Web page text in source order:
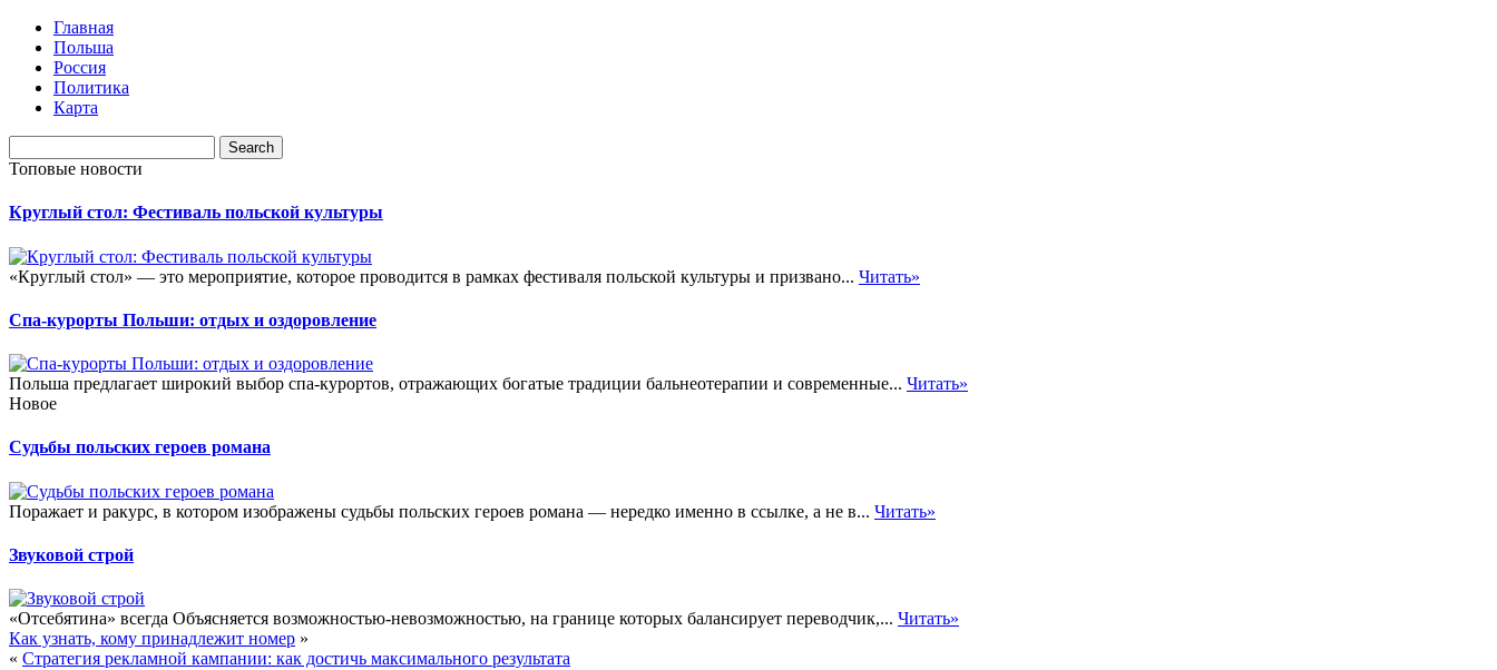
Главная
Польша
Россия
Политика
Карта
Топовые новости
Круглый стол: Фестиваль польской культуры
«Круглый стол» — это мероприятие, которое проводится в рамках фестиваля польской культуры и призвано... Читать»
Спа-курорты Польши: отдых и оздоровление
Польша предлагает широкий выбор спа-курортов, отражающих богатые традиции бальнеотерапии и современные... Читать»
Новое
Судьбы польских героев романа
Поражает и ракурс, в котором изображены судьбы польских героев романа — нередко именно в ссылке, а не в... Читать»
Звуковой строй
«Отсебятина» всегда Объясняется возможностью-невозможностью, на границе которых балансирует переводчик,... Читать»
Как узнать, кому принадлежит номер »
« Стратегия рекламной кампании: как достичь максимального результата